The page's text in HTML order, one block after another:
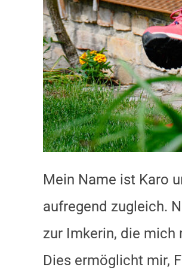
Mein Name ist Karo
aufregend zugleich.
zur Imkerin, die
Dies ermöglicht mir,